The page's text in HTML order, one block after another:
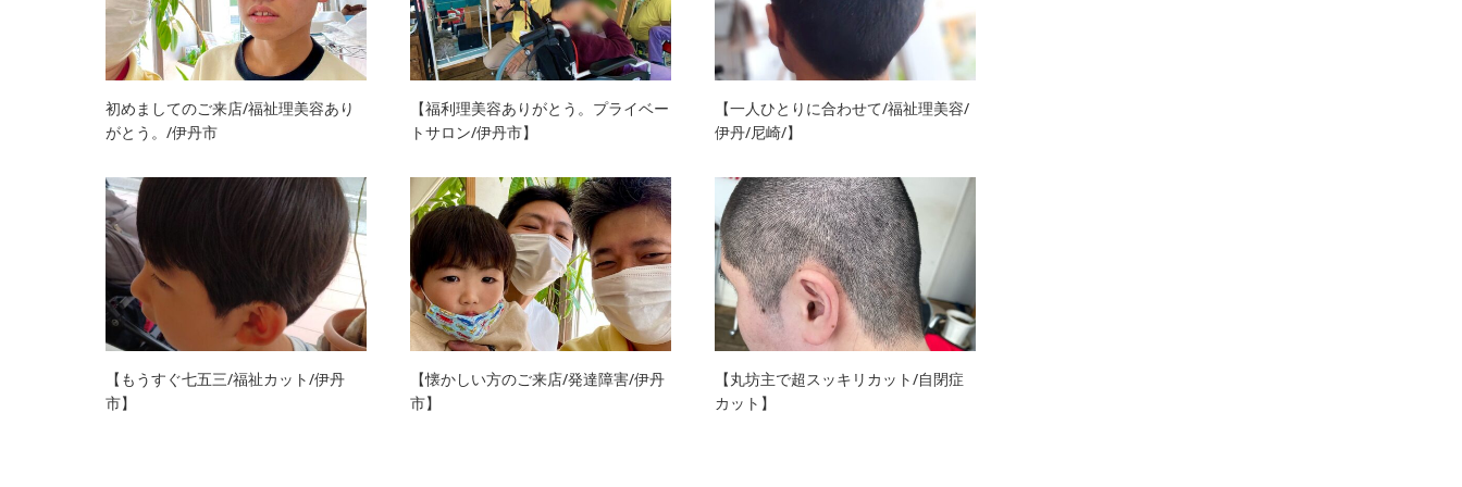
初めましてのご来店/福祉理美容あり
がとう。/伊丹市
【福利理美容ありがとう。プライベー
トサロン/伊丹市】
【一人ひとりに合わせて/福祉理美容/
伊丹/尼崎/】
【もうすぐ七五三/福祉カット/伊丹
市】
【懐かしい方のご来店/発達障害/伊丹
市】
【丸坊主で超スッキリカット/自閉症
カット】